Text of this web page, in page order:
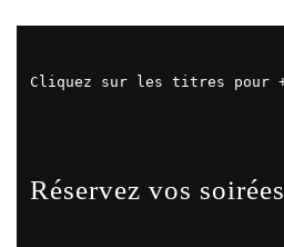
Cliquez sur les titres pour
Réservez vos